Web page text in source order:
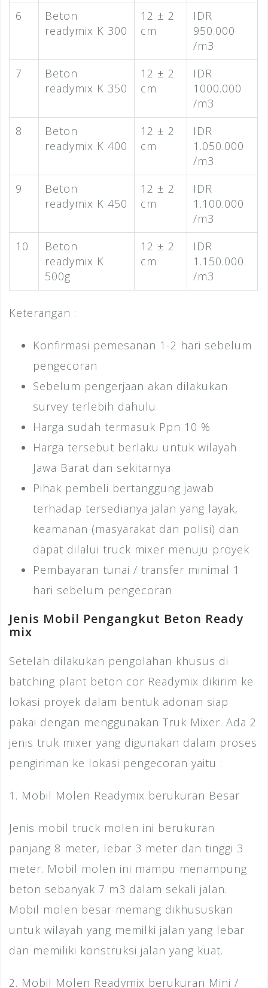
6
Beton
readymix K 300
12 ± 2
cm
IDR
950.000
/m3
7
Beton
readymix K 350
12 ± 2
cm
IDR
1000.000
/m3
8
Beton
readymix K 400
12 ± 2
cm
IDR
1.050.000
/m3
9
Beton
readymix K 450
12 ± 2
cm
IDR
1.100.000
/m3
10
Beton
readymix K
500g
12 ± 2
cm
IDR
1.150.000
/m3
Keterangan :
Konfirmasi pemesanan 1-2 hari sebelum
pengecoran
Sebelum pengerjaan akan dilakukan
survey terlebih dahulu
Harga sudah termasuk Ppn 10 %
Harga tersebut berlaku untuk wilayah
Jawa Barat dan sekitarnya
Pihak pembeli bertanggung jawab
terhadap tersedianya jalan yang layak,
keamanan (masyarakat dan polisi) dan
dapat dilalui truck mixer menuju proyek
Pembayaran tunai / transfer minimal 1
hari sebelum pengecoran
Jenis Mobil Pengangkut Beton Ready
mix
Setelah dilakukan pengolahan khusus di
batching plant beton cor Readymix dikirim ke
lokasi proyek dalam bentuk adonan siap
pakai dengan menggunakan Truk Mixer. Ada 2
jenis truk mixer yang digunakan dalam proses
pengiriman ke lokasi pengecoran yaitu :
1. Mobil Molen Readymix berukuran Besar
Jenis mobil truck molen ini berukuran
panjang 8 meter, lebar 3 meter dan tinggi 3
meter. Mobil molen ini mampu menampung
beton sebanyak 7 m3 dalam sekali jalan.
Mobil molen besar memang dikhususkan
untuk wilayah yang memilki jalan yang lebar
dan memiliki konstruksi jalan yang kuat.
2. Mobil Molen Readymix berukuran Mini /